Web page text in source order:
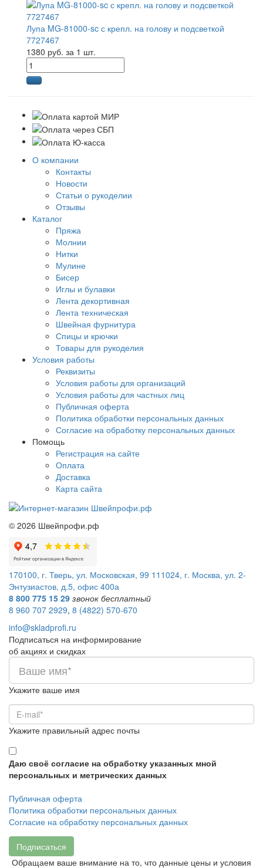
Лупа MG-81000-sc с крепл. на голову и подсветкой
7727467
1380 руб. за 1 шт.
О компании
Контакты
Новости
Статьи о рукоделии
Отзывы
Каталог
Пряжа
Молнии
Нитки
Мулине
Бисер
Иглы и булавки
Лента декортивная
Лента техническая
Швейная фурнитура
Спицы и крючки
Товары для рукоделия
Условия работы
Реквизиты
Условия работы для организаций
Условия работы для частных лиц
Публичная оферта
Политика обработки персональных данных
Согласие на обработку персональных данных
Помощь
Регистрация на сайте
Оплата
Доставка
Карта сайта
© 2026 Швейпрофи.рф
170100, г. Тверь, ул. Московская, 99 111024, г. Москва, ул. 2-
Энтузиастов, д.5, офис 400а
8 800 775 15 29 звонок бесплатный
8 960 707 2929, 8 (4822) 570-670
info@skladprofi.ru
Подписаться на информирование
об акциях и скидках
Укажите ваше имя
Укажите правильный адрес почты
Даю своё согласие на обработку указанных мной
персональных и метрических данных
Публичная оферта
Политика обработки персональных данных
Согласие на обработку персональных данных
Подписаться
Обращаем ваше внимание на то, что данные цены и условия